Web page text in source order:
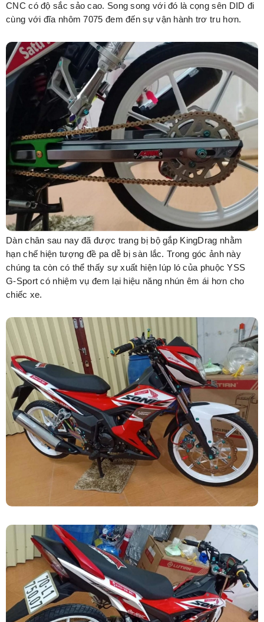
CNC có độ sắc sảo cao. Song song với đó là cọng sên DID đi
cùng với đĩa nhôm 7075 đem đến sự vận hành trơ tru hơn.
Dàn chân sau nay đã được trang bị bộ gắp KingDrag nhằm
hạn chế hiện tượng đề pa dễ bị sàn lắc. Trong góc ảnh này
chúng ta còn có thể thấy sự xuất hiện lúp ló của phuộc YSS
G-Sport có nhiệm vụ đem lại hiệu năng nhún êm ái hơn cho
chiếc xe.